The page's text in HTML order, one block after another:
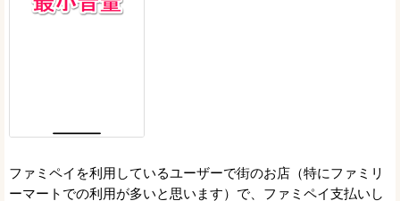
ファミペイを利用しているユーザーで街のお店（特にファミリ
ーマートでの利用が多いと思います）で、ファミペイ支払いし